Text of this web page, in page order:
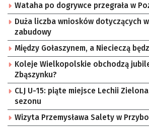
Wataha po dogrywce przegrała w
Duża liczba wniosków dotyczących
zabudowy
Między Gołaszynem, a Niecieczą
Koleje Wielkopolskie obchodzą
Zbąszynku?
CLJ U-15: piąte miejsce Lechii
sezonu
Wizyta Przemysława Salety w